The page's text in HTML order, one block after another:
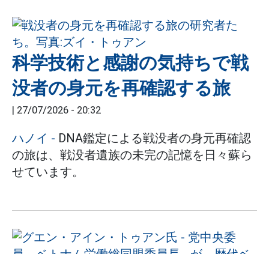
科学技術と感謝の気持ちで戦
没者の身元を再確認する旅
27/07/2026 - 20:32
ハノイ - DNA鑑定による戦没者の身元再確認
の旅は、戦没者遺族の未完の記憶を日々蘇ら
せています。